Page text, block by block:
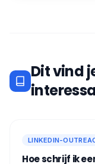
Dit vind
LINKEDIN-
Hoe schrijf ik